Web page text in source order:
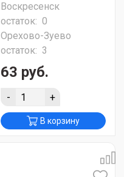
Воскресенск
остаток: 0
Орехово-Зуево
остаток: 3
63 руб.
- +
В корзину